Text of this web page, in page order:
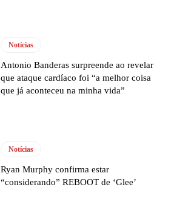
Notícias
Antonio Banderas surpreende ao revelar
que ataque cardíaco foi “a melhor coisa
que já aconteceu na minha vida”
Notícias
Ryan Murphy confirma estar
“considerando” REBOOT de ‘Glee’